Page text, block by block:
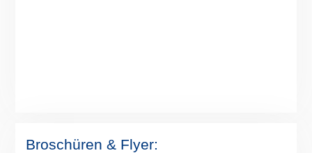
Broschüren & Flyer: